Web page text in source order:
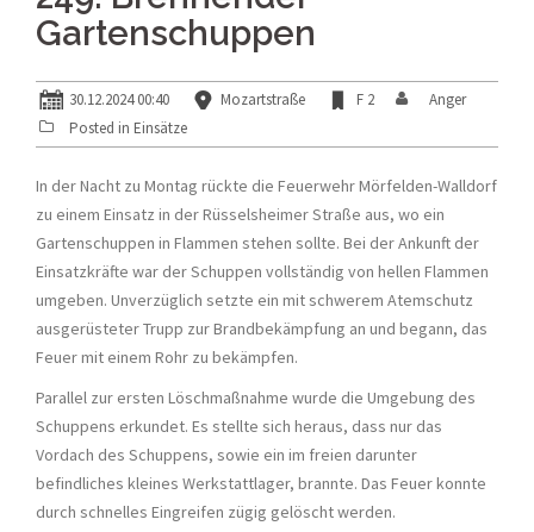
Gartenschuppen
30.12.2024 00:40 Mozartstraße F 2
Anger
Posted in Einsätze
In der Nacht zu Montag rückte die Feuerwehr Mörfelden-Walldorf
zu einem Einsatz in der Rüsselsheimer Straße aus, wo ein
Gartenschuppen in Flammen stehen sollte. Bei der Ankunft der
Einsatzkräfte war der Schuppen vollständig von hellen Flammen
umgeben. Unverzüglich setzte ein mit schwerem Atemschutz
ausgerüsteter Trupp zur Brandbekämpfung an und begann, das
Feuer mit einem Rohr zu bekämpfen.
Parallel zur ersten Löschmaßnahme wurde die Umgebung des
Schuppens erkundet. Es stellte sich heraus, dass nur das
Vordach des Schuppens, sowie ein im freien darunter
befindliches kleines Werkstattlager, brannte. Das Feuer konnte
durch schnelles Eingreifen zügig gelöscht werden.